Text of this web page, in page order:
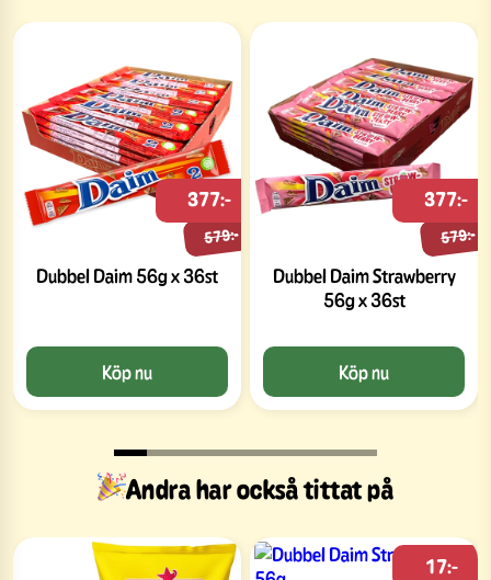
Dubbel Daim 56g x 36st
579:-
377:-
Köp nu
Dubbel Daim Strawberry
56g x 36st
579:-
377:-
Köp nu
Andra har också tittat på
17:-